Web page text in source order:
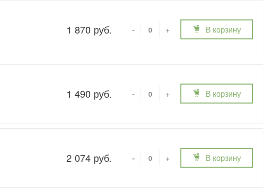
1 870 руб. - + В корзину
1 490 руб. - + В корзину
2 074 руб. - + В корзину